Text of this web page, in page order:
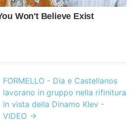
FORMELLO - Dia e Castellanos
lavorano in gruppo nella rifinitura
in vista della Dinamo KIev -
VIDEO→